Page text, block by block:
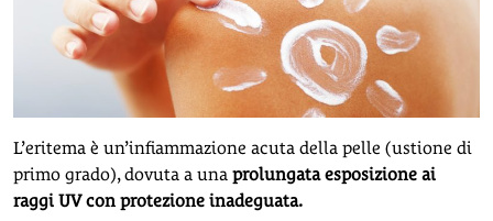
L’eritema è un’infiammazione acuta della pelle (ustione di
primo grado), dovuta a una prolungata esposizione ai
raggi UV con protezione inadeguata.